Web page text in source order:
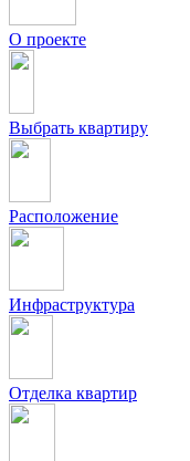
О проекте
Выбрать квартиру
Расположение
Инфраструктура
Отделка квартир